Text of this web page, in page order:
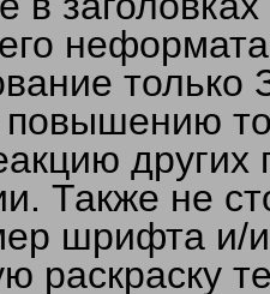
повышению
Также не
шрифта и/
раскраску